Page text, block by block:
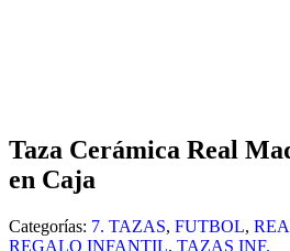
Taza Cerámica Real
en Caja
Categorías: 7. TAZAS, FUTBOL,
REGALO INFANTIL, TAZAS INF.